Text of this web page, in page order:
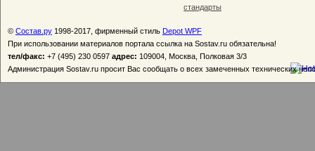
стандарты
© Состав.ру 1998-2017, фирменный стиль Depot WPF
При использовании материалов портала ссылка на Sostav.ru обязательна!
тел/факс: +7 (495) 230 0597 адрес: 109004, Москва, Полковая 3/3
Администрация Sostav.ru просит Вас сообщать о всех замеченных технических